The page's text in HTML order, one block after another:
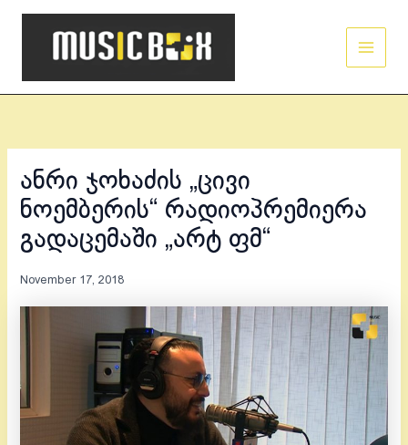
Skip
ანრი ჯოხაძის „ცივი
ნოემბერის“ რადიოპრემიერა
გადაცემაში „არტ ფმ“
November 17, 2018